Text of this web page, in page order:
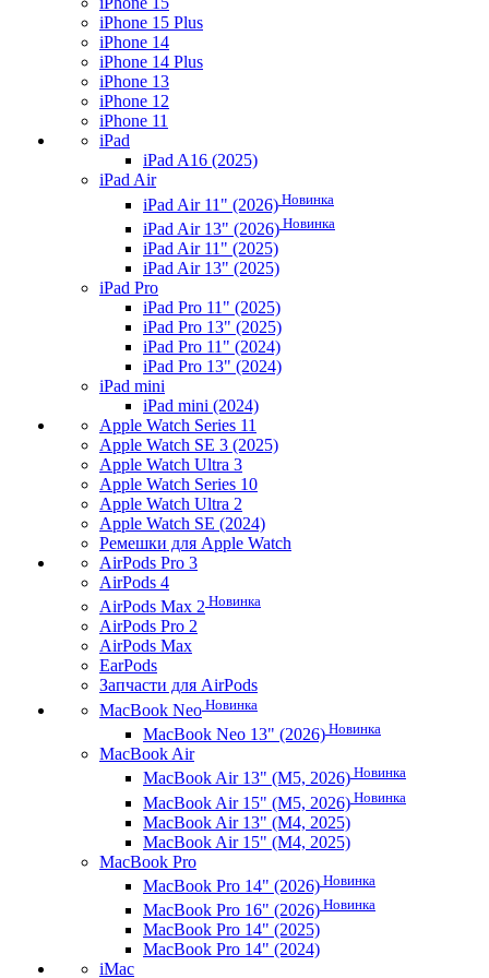
iPhone 15 Plus
iPhone 14
iPhone 14 Plus
iPhone 13
iPhone 12
iPhone 11
iPad
iPad A16 (2025)
iPad Air
iPad Air 11" (2026) Новинка
iPad Air 13" (2026) Новинка
iPad Air 11" (2025)
iPad Air 13" (2025)
iPad Pro
iPad Pro 11" (2025)
iPad Pro 13" (2025)
iPad Pro 11" (2024)
iPad Pro 13" (2024)
iPad mini
iPad mini (2024)
Apple Watch Series 11
Apple Watch SE 3 (2025)
Apple Watch Ultra 3
Apple Watch Series 10
Apple Watch Ultra 2
Apple Watch SE (2024)
Ремешки для Apple Watch
AirPods Pro 3
AirPods 4
AirPods Max 2 Новинка
AirPods Pro 2
AirPods Max
EarPods
Запчасти для AirPods
MacBook Neo Новинка
MacBook Neo 13" (2026) Новинка
MacBook Air
MacBook Air 13" (M5, 2026) Новинка
MacBook Air 15" (M5, 2026) Новинка
MacBook Air 13" (M4, 2025)
MacBook Air 15" (M4, 2025)
MacBook Pro
MacBook Pro 14" (2026) Новинка
MacBook Pro 16" (2026) Новинка
MacBook Pro 14" (2025)
MacBook Pro 14" (2024)
iMac